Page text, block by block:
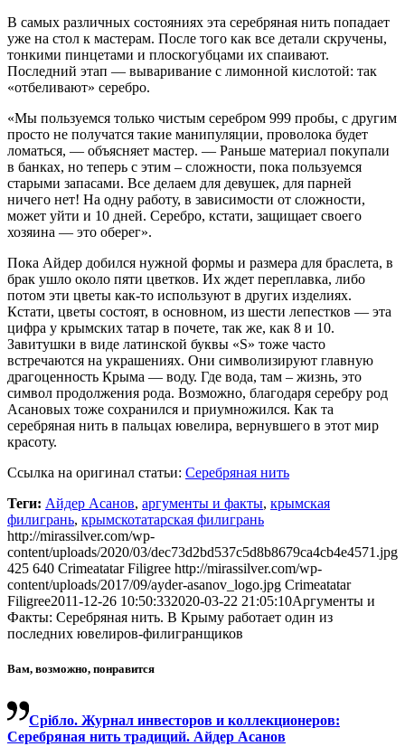
В самых различных состояниях эта серебряная нить попадает
уже на стол к мастерам. После того как все детали скручены,
тонкими пинцетами и плоскогубцами их спаивают.
Последний этап — вываривание с лимонной кислотой: так
«отбеливают» серебро.
«Мы пользуемся только чистым серебром 999 пробы, с другим
просто не получатся такие манипуляции, проволока будет
ломаться, — объясняет мастер. — Раньше материал покупали
в банках, но теперь с этим – сложности, пока пользуемся
старыми запасами. Все делаем для девушек, для парней
ничего нет! На одну работу, в зависимости от сложности,
может уйти и 10 дней. Серебро, кстати, защищает своего
хозяина — это оберег».
Пока Айдер добился нужной формы и размера для браслета, в
брак ушло около пяти цветков. Их ждет переплавка, либо
потом эти цветы как-то используют в других изделиях.
Кстати, цветы состоят, в основном, из шести лепестков — эта
цифра у крымских татар в почете, так же, как 8 и 10.
Завитушки в виде латинской буквы «S» тоже часто
встречаются на украшениях. Они символизируют главную
драгоценность Крыма — воду. Где вода, там – жизнь, это
символ продолжения рода. Возможно, благодаря серебру род
Асановых тоже сохранился и приумножился. Как та
серебряная нить в пальцах ювелира, вернувшего в этот мир
красоту.
Ссылка на оригинал статьи: Серебряная нить
Теги: Айдер Асанов, аргументы и факты, крымская
филигрань, крымскотатарская филигрань
http://mirassilver.com/wp-
content/uploads/2020/03/dec73d2bd537c5d8b8679ca4cb4e4571.jpg
425 640 Crimeatatar Filigree http://mirassilver.com/wp-
content/uploads/2017/09/ayder-asanov_logo.jpg Crimeatatar
Filigree2011-12-26 10:50:332020-03-22 21:05:10Аргументы и
Факты: Серебряная нить. В Крыму работает один из
последних ювелиров-филигранщиков
Вам, возможно, понравится
Срібло. Журнал инвесторов и коллекционеров:
Серебряная нить традиций. Айдер Асанов